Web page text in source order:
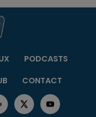
PODCASTS
CONTACT